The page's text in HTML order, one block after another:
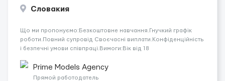
Словакия
Що ми пропонуємо:Безкоштовне навчання.Гнучкий графік
роботи.Повний супровід Своєчасні виплати.Конфіденційність
і безпечні умови співпраці.Вимоги:Вік від 18
розвиватися.Досвід не обов’язковий.Якщо вас зацікавила
вакансія — залишайте відгук, і ми зв’яжемося ...
Prime Models Agency
Прямой работодатель